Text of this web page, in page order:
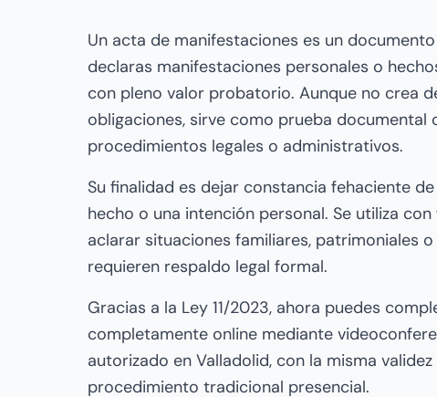
Un acta de manifestaciones es un
declaras manifestaciones personales o
con pleno valor probatorio. Aunque no crea
obligaciones, sirve como prueba documental
procedimientos legales o administrativos.
Su finalidad es dejar constancia fehaciente
hecho o una intención personal. Se utiliza
aclarar situaciones familiares, patrimoniales
requieren respaldo legal formal.
Gracias a la Ley 11/2023, ahora puedes
completamente online mediante
autorizado en Valladolid, con la misma validez
procedimiento tradicional presencial.